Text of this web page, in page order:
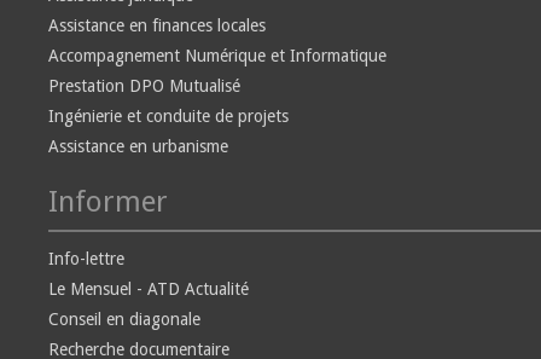
Assistance en finances locales
Accompagnement Numérique et Informatique
Prestation DPO Mutualisé
Ingénierie et conduite de projets
Assistance en urbanisme
Informer
Info-lettre
Le Mensuel - ATD Actualité
Conseil en diagonale
Recherche documentaire